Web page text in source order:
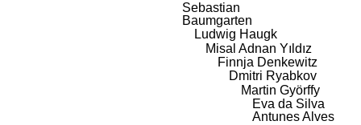
Sebastian
Baumgarten
Ludwig Haugk
Misal Adnan Yıldız
Finnja Denkewitz
Dmitri Ryabkov
Martin Györffy
Eva da Silva
Antunes Alves